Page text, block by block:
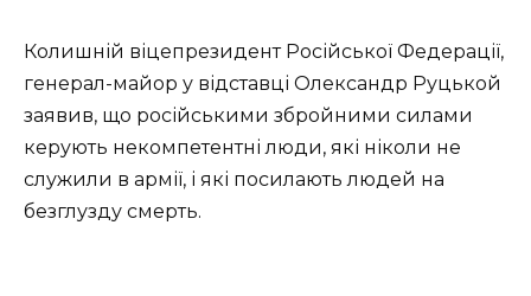
Колишній віцепрезидент Російської Федерації,
генерал-майор у відставці Олександр Руцькой
заявив, що російськими збройними силами
керують некомпетентні люди, які ніколи не
служили в армії, і які посилають людей на
безглузду смерть.